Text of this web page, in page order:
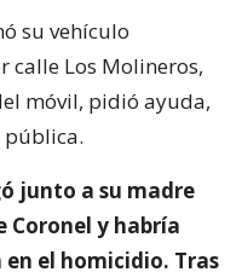
y habría
el homicidio. Tras
la fiscal, Glenda